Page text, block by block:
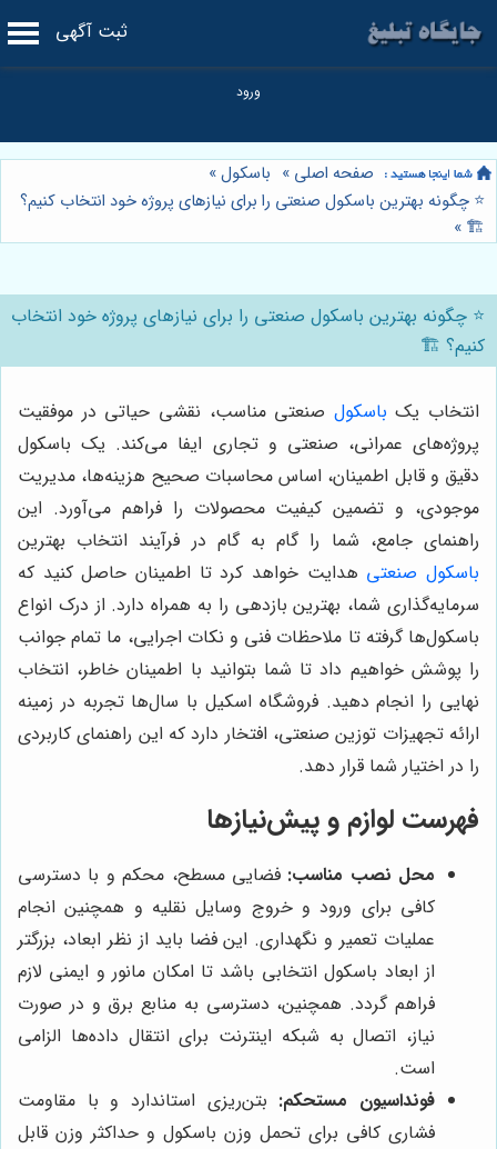
ثبت آگهی
صفحه اصلی » باسکول»
⭐️ چگونه بهترین باسکول صنعتی را برای نیازهای پروژه خود انتخاب کنیم؟
🏗️
»
⭐️ چگونه بهترین باسکول صنعتی را برای نیازهای پروژه خود انتخاب
کنیم؟ 🏗️
انتخاب یک باسکول صنعتی مناسب، نقشی حیاتی در موفقیت
پروژه‌های عمرانی، صنعتی و تجاری ایفا می‌کند. یک باسکول
دقیق و قابل اطمینان، اساس محاسبات صحیح هزینه‌ها، مدیریت
موجودی، و تضمین کیفیت محصولات را فراهم می‌آورد. این
راهنمای جامع، شما را گام به گام در فرآیند انتخاب بهترین
باسکول صنعتی هدایت خواهد کرد تا اطمینان حاصل کنید که
سرمایه‌گذاری شما، بهترین بازدهی را به همراه دارد. از درک انواع
باسکول‌ها گرفته تا ملاحظات فنی و نکات اجرایی، ما تمام جوانب
را پوشش خواهیم داد تا شما بتوانید با اطمینان خاطر، انتخاب
نهایی را انجام دهید. فروشگاه اسکیل با سال‌ها تجربه در زمینه
ارائه تجهیزات توزین صنعتی، افتخار دارد که این راهنمای کاربردی
را در اختیار شما قرار دهد.
فهرست لوازم و پیش‌نیازها
محل نصب مناسب: فضایی مسطح، محکم و با دسترسی
کافی برای ورود و خروج وسایل نقلیه و همچنین انجام
عملیات تعمیر و نگهداری. این فضا باید از نظر ابعاد، بزرگتر
از ابعاد باسکول انتخابی باشد تا امکان مانور و ایمنی لازم
فراهم گردد. همچنین، دسترسی به منابع برق و در صورت
نیاز، اتصال به شبکه اینترنت برای انتقال داده‌ها الزامی
است.
فونداسیون مستحکم: بتن‌ریزی استاندارد و با مقاومت
فشاری کافی برای تحمل وزن باسکول و حداکثر وزن قابل